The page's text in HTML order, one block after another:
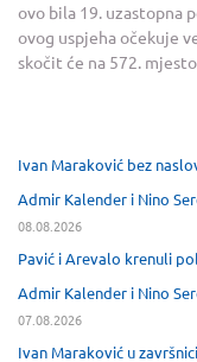
ovo bila 19. uzastopna
ovog uspjeha očekuje
skočit će na 572.
Ivan Maraković bez
Admir Kalender i Nino
08.08.2026
Pavić i Arevalo krenuli
Admir Kalender i Nino
07.08.2026
Ivan Maraković u